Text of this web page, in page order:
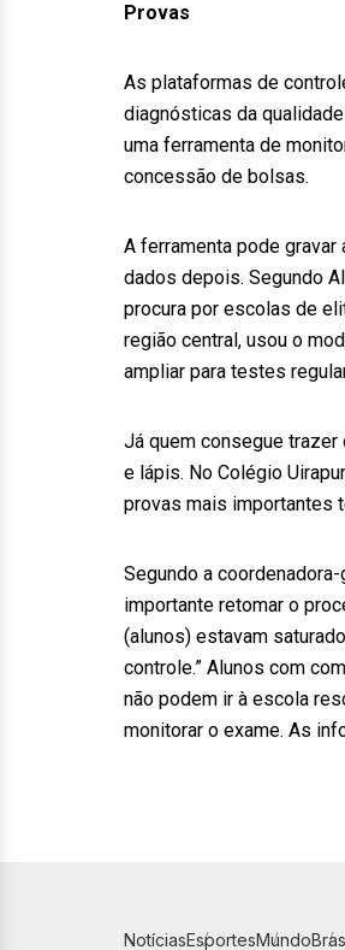
Provas
As plataformas de
diagnósticas da
uma ferramenta de
concessão de bolsas.
A ferramenta pode
dados depois. Segundo
procura por escolas de
região central, usou o
ampliar para testes
Já quem consegue
e lápis. No Colégio
provas mais importantes
Segundo a
importante retomar o
(alunos) estavam
controle.” Alunos com
não podem ir à escola
monitorar o exame. As
NotíciasEsportesMundo